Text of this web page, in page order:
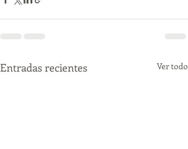
Entradas recientes Ver todo